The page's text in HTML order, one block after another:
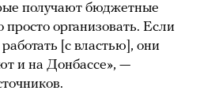
получают бюджетные
просто организовать. Если
[с властью], они
и на Донбассе», —